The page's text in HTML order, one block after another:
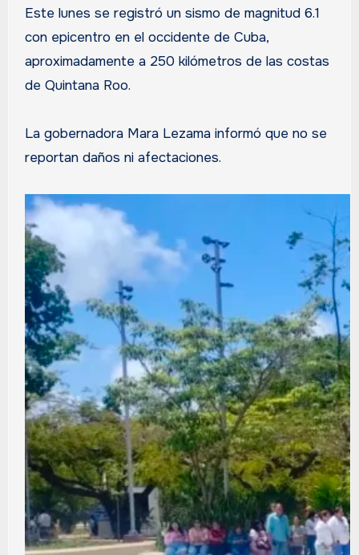
Este lunes se registró un sismo de magnitud 6.1
con epicentro en el occidente de Cuba,
aproximadamente a 250 kilómetros de las costas
de Quintana Roo.
La gobernadora Mara Lezama informó que no se
reportan daños ni afectaciones.